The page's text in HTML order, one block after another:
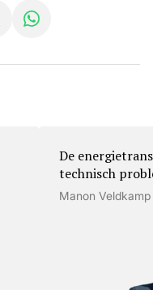
De
technisch
Manon Veldkamp